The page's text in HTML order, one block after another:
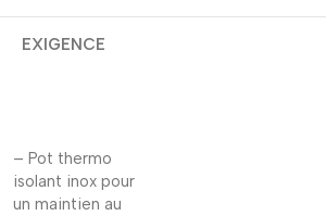
EXIGENCE
– Pot thermo
isolant inox pour
un maintien au